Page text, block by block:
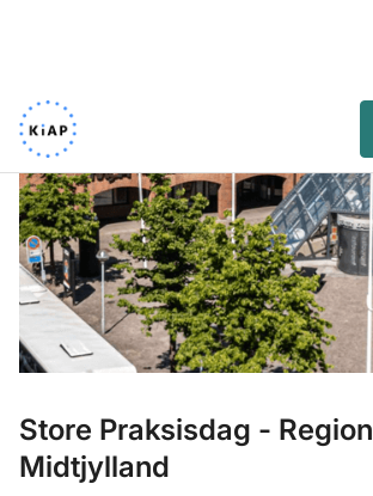
Store Praksisdag - Region
Midtjylland